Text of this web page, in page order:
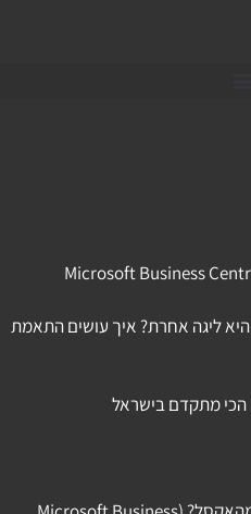
למה Microsoft Business Central היא ליגה אחרת? איך עושים התאמת